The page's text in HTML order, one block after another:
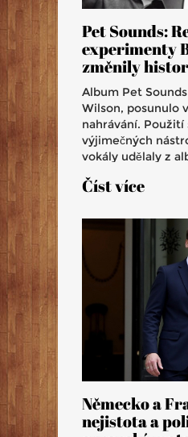
Pet Sounds:
experimenty
změnily
Album Pet
Wilson, posunulo
nahrávání.
výjimečných
vokály udělaly z
Číst více
Německo a
nejistota a